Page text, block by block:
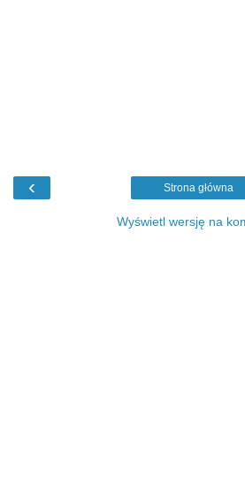
‹ Strona główna
Wyświetl wersję na